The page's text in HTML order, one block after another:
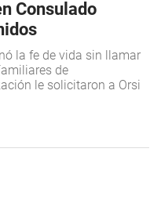
Consulado
la fe de vida sin llamar
de
le solicitaron a Orsi